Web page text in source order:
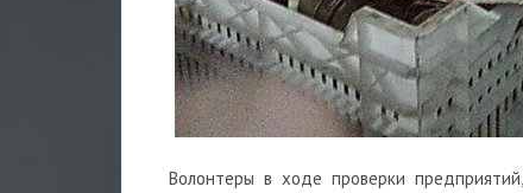
Волонтеры в ходе проверки